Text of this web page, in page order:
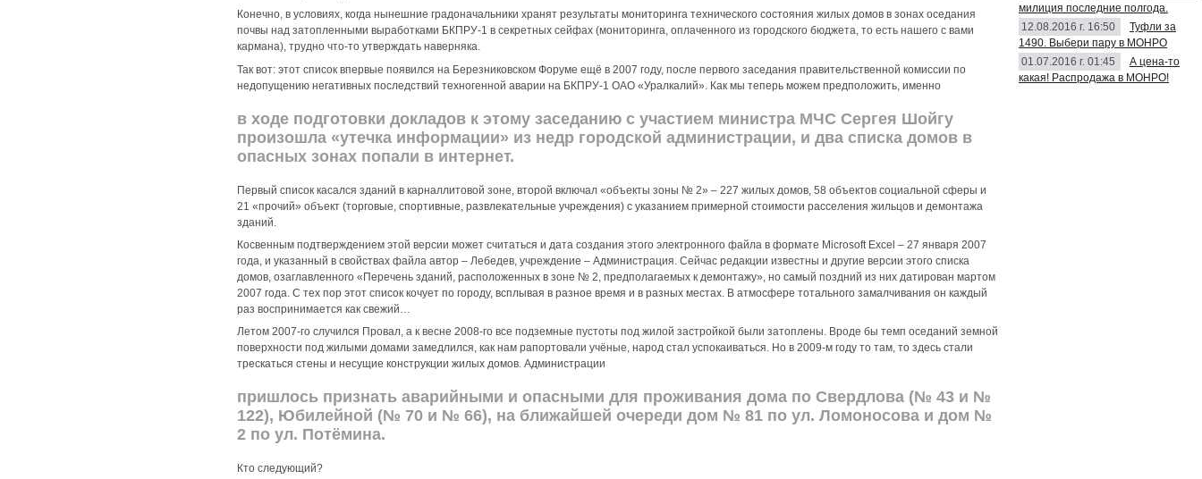
Конечно, в условиях, когда нынешние градоначальники хранят результаты мониторинга технического состояния жилых домов в зонах оседания
почвы над затопленными выработками БКПРУ-1 в секретных сейфах (мониторинга, оплаченного из городского бюджета, то есть нашего с вами
кармана), трудно что-то утверждать наверняка.
Так вот: этот список впервые появился на Березниковском Форуме ещё в 2007 году, после первого заседания правительственной комиссии по
недопущению негативных последствий техногенной аварии на БКПРУ-1 ОАО «Уралкалий». Как мы теперь можем предположить, именно
в ходе подготовки докладов к этому заседанию с участием министра МЧС Сергея Шойгу
произошла «утечка информации» из недр городской администрации, и два списка домов в
опасных зонах попали в интернет.
Первый список касался зданий в карналлитовой зоне, второй включал «объекты зоны № 2» – 227 жилых домов, 58 объектов социальной сферы и
21 «прочий» объект (торговые, спортивные, развлекательные учреждения) с указанием примерной стоимости расселения жильцов и демонтажа
зданий.
Косвенным подтверждением этой версии может считаться и дата создания этого электронного файла в формате Microsoft Excel – 27 января 2007
года, и указанный в свойствах файла автор – Лебедев, учреждение – Администрация. Сейчас редакции известны и другие версии этого списка
домов, озаглавленного «Перечень зданий, расположенных в зоне № 2, предполагаемых к демонтажу», но самый поздний из них датирован мартом
2007 года. С тех пор этот список кочует по городу, всплывая в разное время и в разных местах. В атмосфере тотального замалчивания он каждый
раз воспринимается как свежий…
Летом 2007-го случился Провал, а к весне 2008-го все подземные пустоты под жилой застройкой были затоплены. Вроде бы темп оседаний земной
поверхности под жилыми домами замедлился, как нам рапортовали учёные, народ стал успокаиваться. Но в 2009-м году то там, то здесь стали
трескаться стены и несущие конструкции жилых домов. Администрации
пришлось признать аварийными и опасными для проживания дома по Свердлова (№ 43 и №
122), Юбилейной (№ 70 и № 66), на ближайшей очереди дом № 81 по ул. Ломоносова и дом №
2 по ул. Потёмина.
Кто следующий?
милиция последние полгода.
12.08.2016 г. 16:50
Туфли за
1490. Выбери пару в МОНРО
01.07.2016 г. 01:45
А цена-то
какая! Распродажа в МОНРО!